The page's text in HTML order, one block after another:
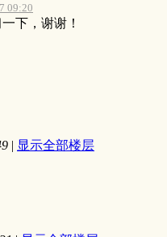
09:20
下，谢谢！
| 显示全部楼层